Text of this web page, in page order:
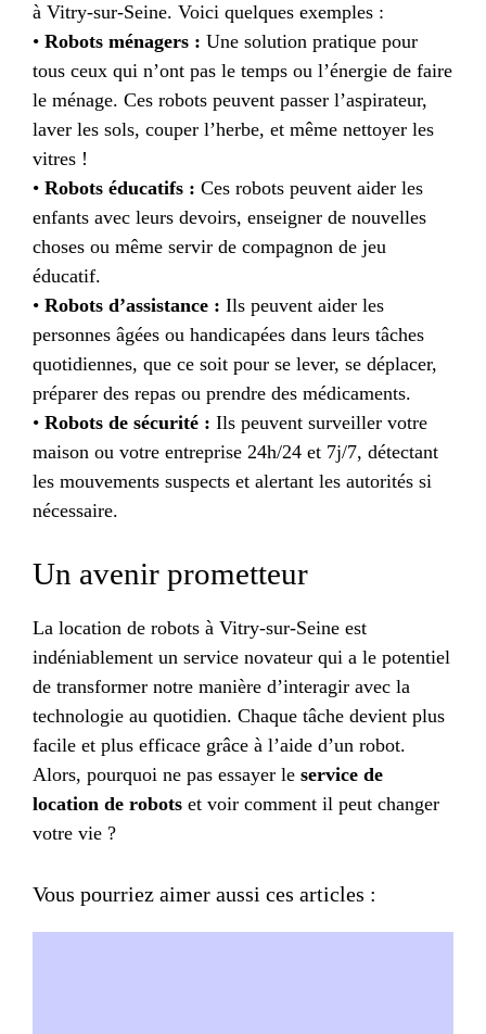
à Vitry-sur-Seine. Voici quelques exemples :
• Robots ménagers : Une solution pratique pour
tous ceux qui n’ont pas le temps ou l’énergie de faire
le ménage. Ces robots peuvent passer l’aspirateur,
laver les sols, couper l’herbe, et même nettoyer les
vitres !
• Robots éducatifs : Ces robots peuvent aider les
enfants avec leurs devoirs, enseigner de nouvelles
choses ou même servir de compagnon de jeu
éducatif.
• Robots d’assistance : Ils peuvent aider les
personnes âgées ou handicapées dans leurs tâches
quotidiennes, que ce soit pour se lever, se déplacer,
préparer des repas ou prendre des médicaments.
• Robots de sécurité : Ils peuvent surveiller votre
maison ou votre entreprise 24h/24 et 7j/7, détectant
les mouvements suspects et alertant les autorités si
nécessaire.
Un avenir prometteur
La location de robots à Vitry-sur-Seine est
indéniablement un service novateur qui a le potentiel
de transformer notre manière d’interagir avec la
technologie au quotidien. Chaque tâche devient plus
facile et plus efficace grâce à l’aide d’un robot.
Alors, pourquoi ne pas essayer le service de
location de robots et voir comment il peut changer
votre vie ?
Vous pourriez aimer aussi ces articles :